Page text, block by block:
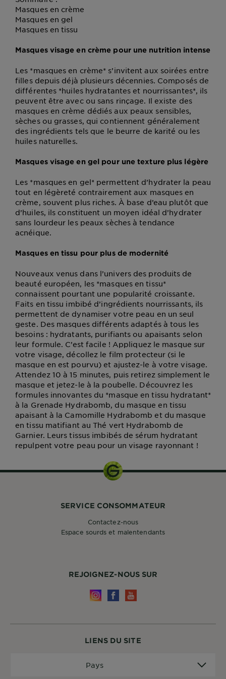
Masques en crème
Masques en gel
Masques en tissu
Masques visage en crème pour une nutrition intense
Les *masques en crème* s’invitent aux soirées entre
filles depuis déjà plusieurs décennies. Composés de
différentes *huiles hydratantes et nourrissantes*, ils
peuvent être avec ou sans rinçage. Il existe des
masques en crème dédiés aux peaux sensibles,
sèches ou grasses, qui contiennent généralement
des ingrédients tels que le beurre de karité ou les
huiles naturelles.
Masques visage en gel pour une texture plus légère
Les *masques en gel* permettent d’hydrater la peau
tout en légèreté contrairement aux masques en
crème, souvent plus riches. À base d’eau plutôt que
d’huiles, ils constituent un moyen idéal d’hydrater
sans lourdeur les peaux sèches à tendance
acnéique.
Masques en tissu pour plus de modernité
Nouveaux venus dans l’univers des produits de
beauté européen, les *masques en tissu*
connaissent pourtant une popularité croissante.
Faits en tissu imbibé d’ingrédients nourrissants, ils
permettent de dynamiser votre peau en un seul
geste. Des masques différents adaptés à tous les
besoins : hydratants, purifiants ou apaisants selon
leur formule. C’est facile ! Appliquez le masque sur
votre visage, décollez le film protecteur (si le
masque en est pourvu) et ajustez-le à votre visage.
Attendez 10 à 15 minutes, puis retirez simplement le
masque et jetez-le à la poubelle. Découvrez les
formules innovantes du *masque en tissu hydratant*
à la Grenade Hydrabomb, du masque en tissu
apaisant à la Camomille Hydrabomb et du masque
en tissu matifiant au Thé vert Hydrabomb de
Garnier. Leurs tissus imbibés de sérum hydratant
repulpent votre peau pour un visage rayonnant !
LIENS DU SITE
Pays
REJOIGNEZ-NOUS SUR
SERVICE CONSOMMATEUR
Contactez-nous
Espace sourds et malentendants